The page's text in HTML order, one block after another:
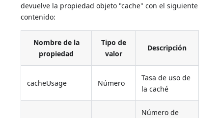
devuelve la propiedad objeto "cache" con el siguiente
contenido:
Nombre de la
propiedad
Tipo de
valor
Descripción
cacheUsage Número
Tasa de uso de
la caché
Número de